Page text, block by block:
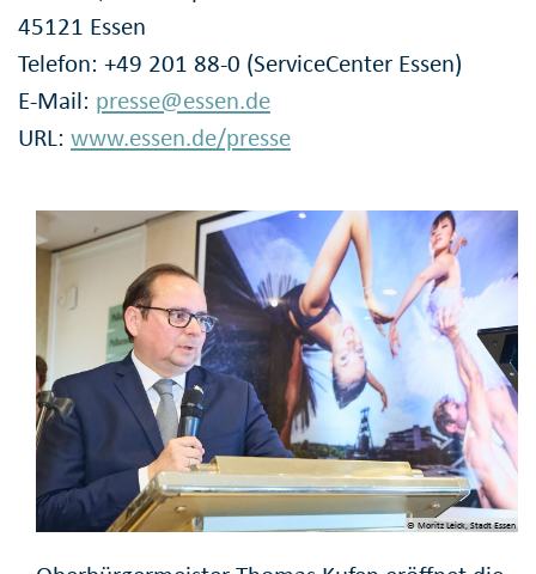
45121 Essen
Telefon: +49 201 88-0 (ServiceCenter Essen)
E-Mail: presse@essen.de
URL: www.essen.de/presse
© Moritz Leick, Stadt Essen